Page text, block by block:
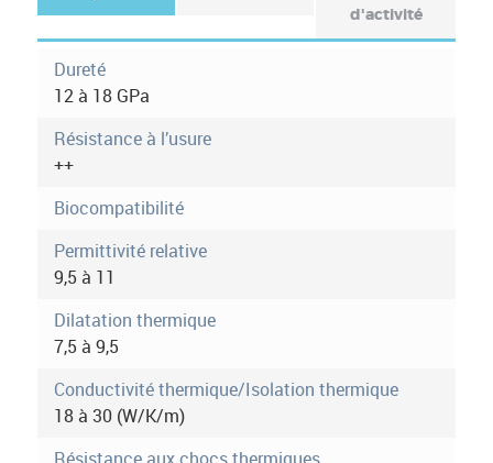
F
m
n
o
n
e
t
t
f
d'activité
Dureté
12 à 18 GPa
Résistance à l’usure
++
Biocompatibilité
Permittivité relative
9,5 à 11
Dilatation thermique
7,5 à 9,5
Conductivité thermique/Isolation thermique
18 à 30 (W/K/m)